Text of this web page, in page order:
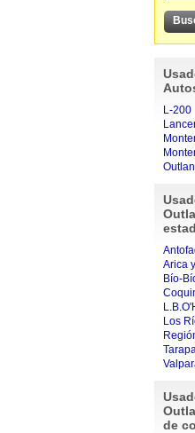
L-200
Arica
Bío-
Los
de